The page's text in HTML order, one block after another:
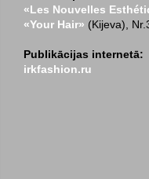
«Les Nouvelles
«Your Hair» (Kijeva),
Publikācijas internetā:
irkfashion.ru